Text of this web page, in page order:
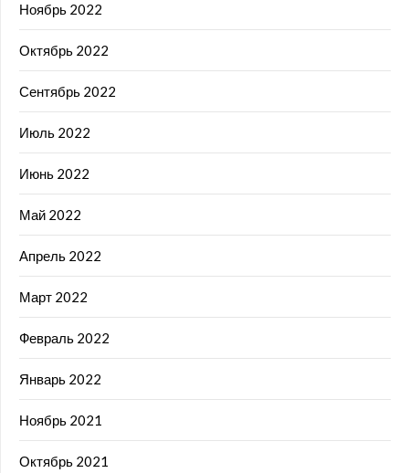
Ноябрь 2022
Октябрь 2022
Сентябрь 2022
Июль 2022
Июнь 2022
Май 2022
Апрель 2022
Март 2022
Февраль 2022
Январь 2022
Ноябрь 2021
Октябрь 2021